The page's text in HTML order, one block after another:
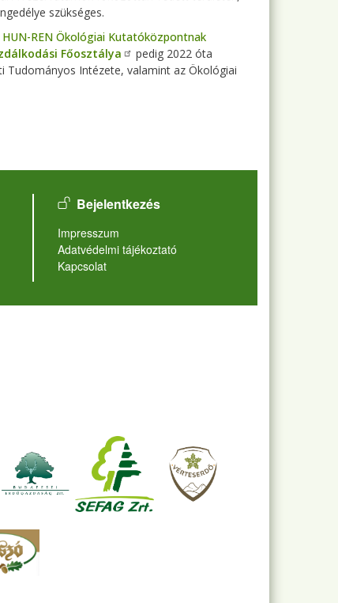
szükséges.
HUN-REN Ökológiai Kutatóközpontnak
Főosztálya
pedig 2022 óta
Tudományos Intézete, valamint az Ökológiai
User account menu
Bejelentkezés
Lábléc
Impresszum
Adatvédelmi tájékoztató
Kapcsolat